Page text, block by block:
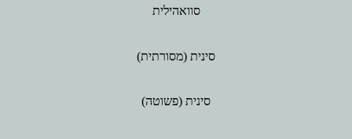
סוואהילית
סינית (מסורתית)
סינית (פשוטה)